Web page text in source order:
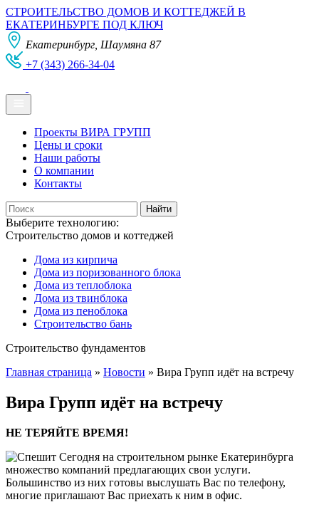
СТРОИТЕЛЬСТВО ДОМОВ И КОТТЕДЖЕЙ В
ЕКАТЕРИНБУРГЕ ПОД КЛЮЧ
Екатеринбург, Шаумяна 87
+7 (343) 266-34-04
Проекты ВИРА ГРУПП
Цены и сроки
Наши работы
О компании
Контакты
Выберите технологию:
Строительство домов и коттеджей
Дома из кирпича
Дома из поризованного блока
Дома из теплоблока
Дома из твинблока
Дома из пеноблока
Строительство бань
Строительство фундаментов
Главная страница » Новости » Вира Групп идёт на встречу
Вира Групп идёт на встречу
НЕ ТЕРЯЙТЕ ВРЕМЯ!
Сегодня на строительном рынке Екатеринбурга
множество компаний предлагающих свои услуги.
Большинство из них готовы выслушать Вас по телефону,
многие приглашают Вас приехать к ним в офис.